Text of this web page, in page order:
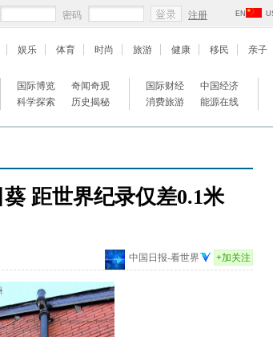
密码 注册 EN
娱乐 体育 时尚 旅游 健康 移民 亲子
国际博览
奇闻奇观
科学探索
历史揭秘
国际财经
中国经济
消费旅游
能源在线
距世界纪录仅差0.1米
中国日报-看世界
+加关注